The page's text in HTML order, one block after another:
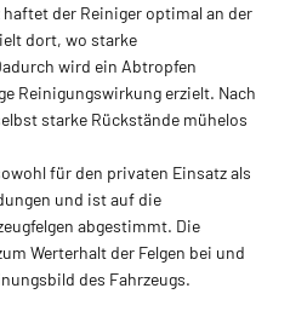
der Reiniger optimal an der
dort, wo starke
wird ein Abtropfen
Reinigungswirkung erzielt. Nach
starke Rückstände mühelos
für den privaten Einsatz als
und ist auf die
abgestimmt. Die
Werterhalt der Felgen bei und
des Fahrzeugs.